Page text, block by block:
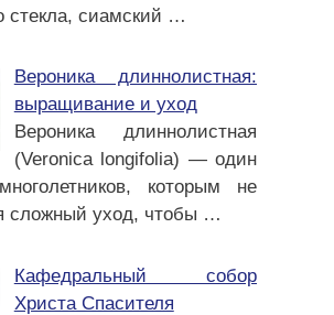
стекла, сиамский …
Вероника длиннолистная:
выращивание и уход
Вероника длиннолистная
(Veronica longifolia) — один
которым не
сложный уход, чтобы …
Кафедральный собор
Христа Спасителя